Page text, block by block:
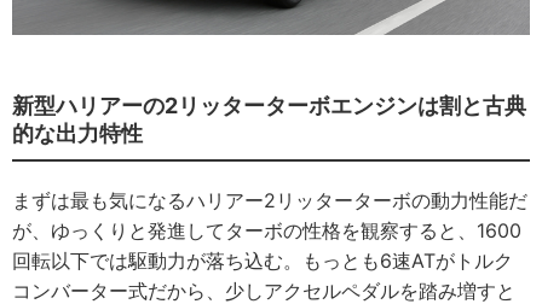
新型ハリアーの2リッターターボエンジンは割と古典
的な出力特性
まずは最も気になるハリアー2リッターターボの動力性能だ
が、ゆっくりと発進してターボの性格を観察すると、1600
回転以下では駆動力が落ち込む。もっとも6速ATがトルク
コンバーター式だから、少しアクセルペダルを踏み増すと